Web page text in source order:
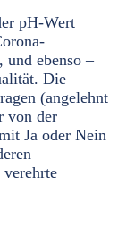
pH-Wert
ebenso –
Die
(angelehnt
von der
Ja oder Nein